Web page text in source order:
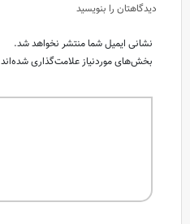
دیدگاهتان را بنویسید
نشانی ایمیل شما منتشر نخواهد شد.
بخش‌های موردنیاز علامت‌گذاری شده‌اند